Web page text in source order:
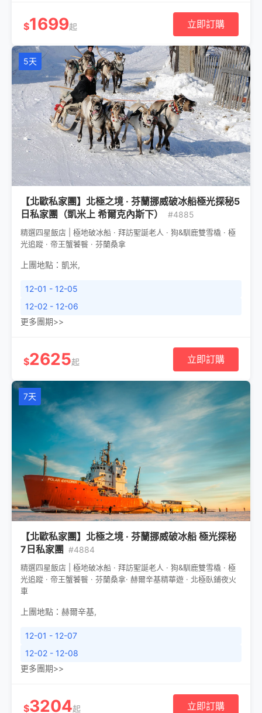
$1699起 立即訂購
5天
【北歐私家團】北極之境 · 芬蘭挪威破冰船極光探秘5
日私家團（凱米上 希爾克內斯下）
#4885
精選四星飯店 | 極地破冰船 · 拜訪聖誕老人 · 狗&馴鹿雙雪橇 · 極
光追蹤 · 帝王蟹饕餮 · 芬蘭桑拿
上團地點： 凱米,
12-01 - 12-05
12-02 - 12-06
更多團期>>
$2625起 立即訂購
7天
【北歐私家團】北極之境 · 芬蘭挪威破冰船 極光探秘
7日私家團 #4884
精選四星飯店 | 極地破冰船 · 拜訪聖誕老人 · 狗&馴鹿雙雪橇 · 極
光追蹤 · 帝王蟹饕餮 · 芬蘭桑拿· 赫爾辛基精華遊 · 北極臥鋪夜火
車
上團地點： 赫爾辛基,
12-01 - 12-07
12-02 - 12-08
更多團期>>
$3204起 立即訂購